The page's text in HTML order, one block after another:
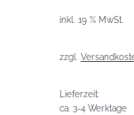
inkl. 19 % MwSt.
zzgl.
Lieferzeit:
ca. 3-4 Werktage